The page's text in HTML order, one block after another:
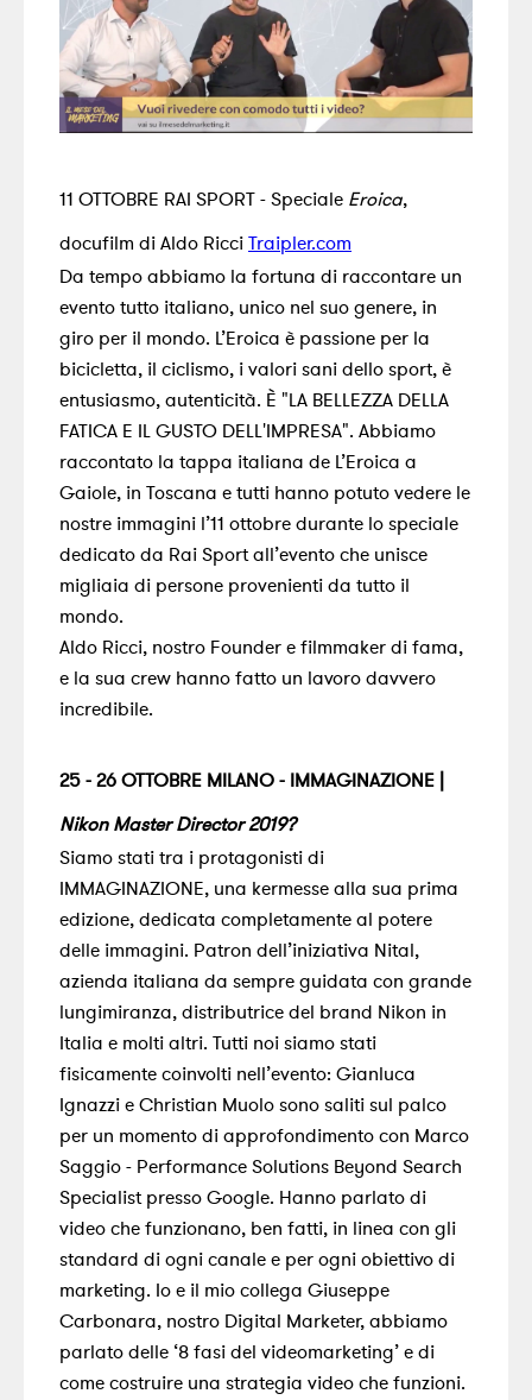
11 OTTOBRE RAI SPORT - Speciale Eroica,
docufilm di Aldo Ricci Traipler.com
Da tempo abbiamo la fortuna di raccontare un
evento tutto italiano, unico nel suo genere, in
giro per il mondo. L’Eroica è passione per la
bicicletta, il ciclismo, i valori sani dello sport, è
entusiasmo, autenticità. È "LA BELLEZZA DELLA
FATICA E IL GUSTO DELL'IMPRESA". Abbiamo
raccontato la tappa italiana de L’Eroica a
Gaiole, in Toscana e tutti hanno potuto vedere le
nostre immagini l’11 ottobre durante lo speciale
dedicato da Rai Sport all’evento che unisce
migliaia di persone provenienti da tutto il
mondo.
Aldo Ricci, nostro Founder e filmmaker di fama,
e la sua crew hanno fatto un lavoro davvero
incredibile.
25 - 26 OTTOBRE MILANO - IMMAGINAZIONE |
Nikon Master Director 2019?
Siamo stati tra i protagonisti di
IMMAGINAZIONE, una kermesse alla sua prima
edizione, dedicata completamente al potere
delle immagini. Patron dell’iniziativa Nital,
azienda italiana da sempre guidata con grande
lungimiranza, distributrice del brand Nikon in
Italia e molti altri. Tutti noi siamo stati
fisicamente coinvolti nell’evento: Gianluca
Ignazzi e Christian Muolo sono saliti sul palco
per un momento di approfondimento con Marco
Saggio - Performance Solutions Beyond Search
Specialist presso Google. Hanno parlato di
video che funzionano, ben fatti, in linea con gli
standard di ogni canale e per ogni obiettivo di
marketing. Io e il mio collega Giuseppe
Carbonara, nostro Digital Marketer, abbiamo
parlato delle ‘8 fasi del videomarketing’ e di
come costruire una strategia video che funzioni.